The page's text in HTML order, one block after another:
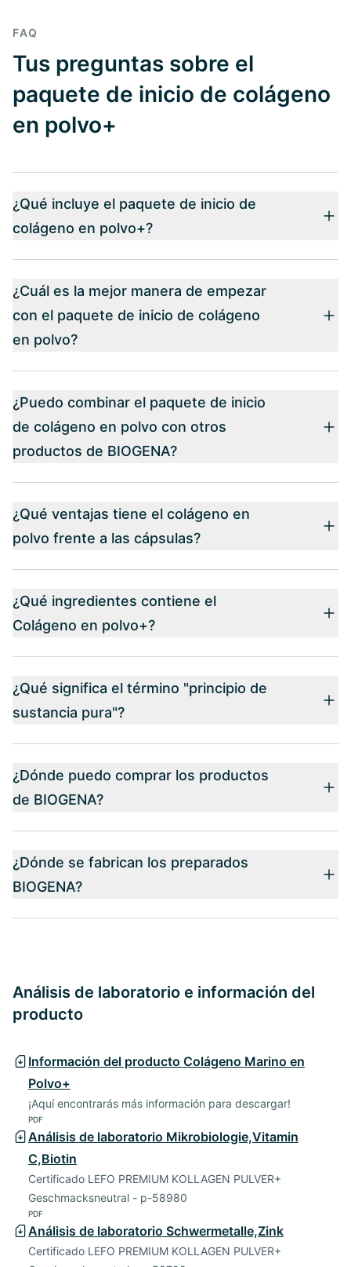
FAQ
Tus preguntas sobre el
paquete de inicio de colágeno
en polvo+
¿Qué incluye el paquete de inicio de
colágeno en polvo+?
¿Cuál es la mejor manera de empezar
con el paquete de inicio de colágeno
en polvo?
¿Puedo combinar el paquete de inicio
de colágeno en polvo con otros
productos de BIOGENA?
¿Qué ventajas tiene el colágeno en
polvo frente a las cápsulas?
¿Qué ingredientes contiene el
Colágeno en polvo+?
¿Qué significa el término "principio de
sustancia pura"?
¿Dónde puedo comprar los productos
de BIOGENA?
¿Dónde se fabrican los preparados
BIOGENA?
Análisis de laboratorio e información del
producto
Información del producto Colágeno Marino en
Polvo+
¡Aquí encontrarás más información para descargar!
PDF
Análisis de laboratorio Mikrobiologie,Vitamin
C,Biotin
Certificado LEFO PREMIUM KOLLAGEN PULVER+
Geschmacksneutral - p-58980
PDF
Análisis de laboratorio Schwermetalle,Zink
Certificado LEFO PREMIUM KOLLAGEN PULVER+